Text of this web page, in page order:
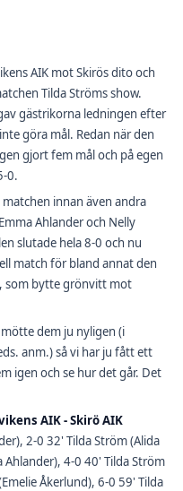
AIK mot Skirös dito och
Tilda Ströms show.
gästrikorna ledningen efter
göra mål. Redan när den
gjort fem mål och på egen
0.
innan även andra
Ahlander och Nelly
slutade hela 8-0 och nu
match för bland annat den
som bytte grönvitt mot
dem ju nyligen (i
anm.) så vi har ju fått ett
igen och se hur det går. Det
AIK - Skirö AIK
2-0 32' Tilda Ström (Alida
4-0 40' Tilda Ström
Åkerlund), 6-0 59' Tilda